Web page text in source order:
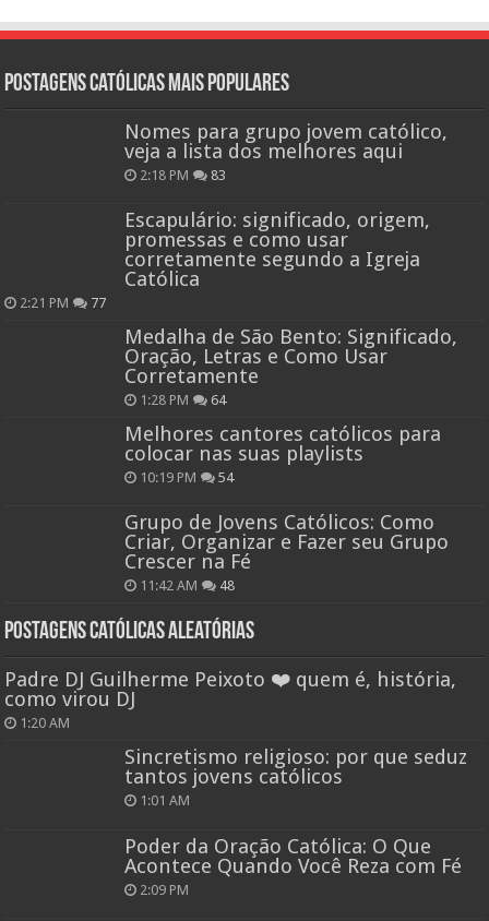
Postagens católicas mais Populares
Nomes para grupo jovem católico,
veja a lista dos melhores aqui
2:18 PM 83
Escapulário: significado, origem,
promessas e como usar
corretamente segundo a Igreja
Católica
2:21 PM 77
Medalha de São Bento: Significado,
Oração, Letras e Como Usar
Corretamente
1:28 PM 64
Melhores cantores católicos para
colocar nas suas playlists
10:19 PM 54
Grupo de Jovens Católicos: Como
Criar, Organizar e Fazer seu Grupo
Crescer na Fé
11:42 AM 48
Postagens católicas aleatórias
Padre DJ Guilherme Peixoto ❤️ quem é, história,
como virou DJ
1:20 AM
Sincretismo religioso: por que seduz
tantos jovens católicos
1:01 AM
Poder da Oração Católica: O Que
Acontece Quando Você Reza com Fé
2:09 PM